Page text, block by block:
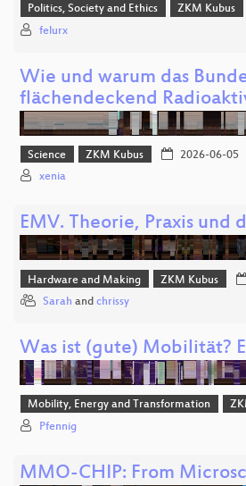
Politics, Society and Ethics ZKM Kubus
felurx
Wie und warum das
flächendeckend
Science ZKM Kubus 2026-06-05
xenia
EMV. Theorie, Praxis und
Hardware and Making ZKM Kubus
Sarah and chrissy
Was ist (gute) Mobilität?
Mobility, Energy and Transformation
Pfennig
MMO-CHIP: From